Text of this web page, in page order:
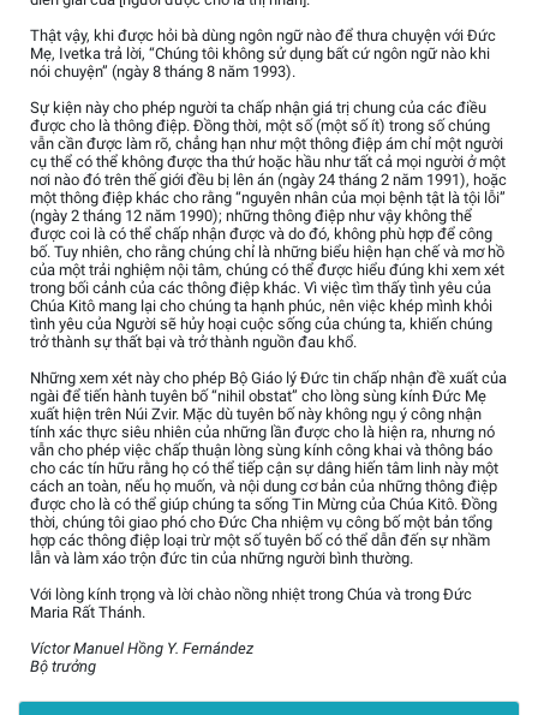
Thật vậy, khi được hỏi bà dùng ngôn ngữ nào để thưa chuyện với Đức
Mẹ, Ivetka trả lời, “Chúng tôi không sử dụng bất cứ ngôn ngữ nào khi
nói chuyện” (ngày 8 tháng 8 năm 1993).
Sự kiện này cho phép người ta chấp nhận giá trị chung của các điều
được cho là thông điệp. Đồng thời, một số (một số ít) trong số chúng
vẫn cần được làm rõ, chẳng hạn như một thông điệp ám chỉ một người
cụ thể có thể không được tha thứ hoặc hầu như tất cả mọi người ở một
nơi nào đó trên thế giới đều bị lên án (ngày 24 tháng 2 năm 1991), hoặc
một thông điệp khác cho rằng “nguyên nhân của mọi bệnh tật là tội lỗi”
(ngày 2 tháng 12 năm 1990); những thông điệp như vậy không thể
được coi là có thể chấp nhận được và do đó, không phù hợp để công
bố. Tuy nhiên, cho rằng chúng chỉ là những biểu hiện hạn chế và mơ hồ
của một trải nghiệm nội tâm, chúng có thể được hiểu đúng khi xem xét
trong bối cảnh của các thông điệp khác. Vì việc tìm thấy tình yêu của
Chúa Kitô mang lại cho chúng ta hạnh phúc, nên việc khép mình khỏi
tình yêu của Người sẽ hủy hoại cuộc sống của chúng ta, khiến chúng
trở thành sự thất bại và trở thành nguồn đau khổ.
Những xem xét này cho phép Bộ Giáo lý Đức tin chấp nhận đề xuất của
ngài để tiến hành tuyên bố “nihil obstat” cho lòng sùng kính Đức Mẹ
xuất hiện trên Núi Zvir. Mặc dù tuyên bố này không ngụ ý công nhận
tính xác thực siêu nhiên của những lần được cho là hiện ra, nhưng nó
vẫn cho phép việc chấp thuận lòng sùng kính công khai và thông báo
cho các tín hữu rằng họ có thể tiếp cận sự dâng hiến tâm linh này một
cách an toàn, nếu họ muốn, và nội dung cơ bản của những thông điệp
được cho là có thể giúp chúng ta sống Tin Mừng của Chúa Kitô. Đồng
thời, chúng tôi giao phó cho Đức Cha nhiệm vụ công bố một bản tổng
hợp các thông điệp loại trừ một số tuyên bố có thể dẫn đến sự nhầm
lẫn và làm xáo trộn đức tin của những người bình thường.
Với lòng kính trọng và lời chào nồng nhiệt trong Chúa và trong Đức
Maria Rất Thánh.
Víctor Manuel Hồng Y. Fernández
Bộ trưởng